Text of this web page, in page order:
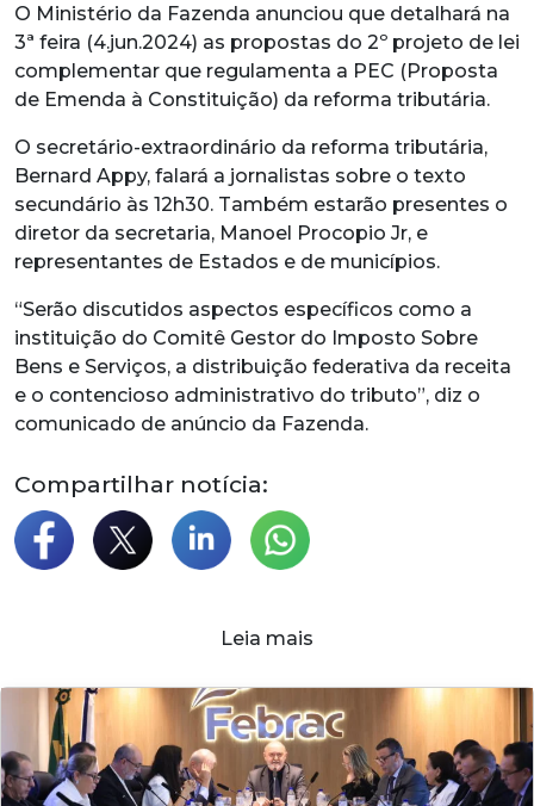
O Ministério da Fazenda anunciou que detalhará na
3ª feira (4.jun.2024) as propostas do 2º projeto de lei
complementar que regulamenta a PEC (Proposta
de Emenda à Constituição) da reforma tributária.
O secretário-extraordinário da reforma tributária,
Bernard Appy, falará a jornalistas sobre o texto
secundário às 12h30. Também estarão presentes o
diretor da secretaria, Manoel Procopio Jr, e
representantes de Estados e de municípios.
“Serão discutidos aspectos específicos como a
instituição do Comitê Gestor do Imposto Sobre
Bens e Serviços, a distribuição federativa da receita
e o contencioso administrativo do tributo”, diz o
comunicado de anúncio da Fazenda.
Compartilhar notícia:
Leia mais